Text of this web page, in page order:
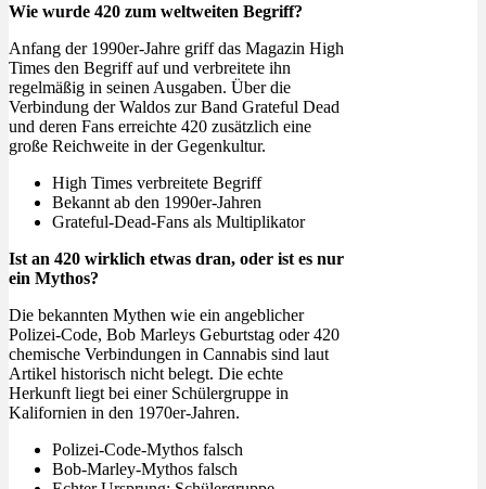
Wie wurde 420 zum weltweiten Begriff?
Anfang der 1990er-Jahre griff das Magazin High
Times den Begriff auf und verbreitete ihn
regelmäßig in seinen Ausgaben. Über die
Verbindung der Waldos zur Band Grateful Dead
und deren Fans erreichte 420 zusätzlich eine
große Reichweite in der Gegenkultur.
High Times verbreitete Begriff
Bekannt ab den 1990er-Jahren
Grateful-Dead-Fans als Multiplikator
Ist an 420 wirklich etwas dran, oder ist es nur
ein Mythos?
Die bekannten Mythen wie ein angeblicher
Polizei-Code, Bob Marleys Geburtstag oder 420
chemische Verbindungen in Cannabis sind laut
Artikel historisch nicht belegt. Die echte
Herkunft liegt bei einer Schülergruppe in
Kalifornien in den 1970er-Jahren.
Polizei-Code-Mythos falsch
Bob-Marley-Mythos falsch